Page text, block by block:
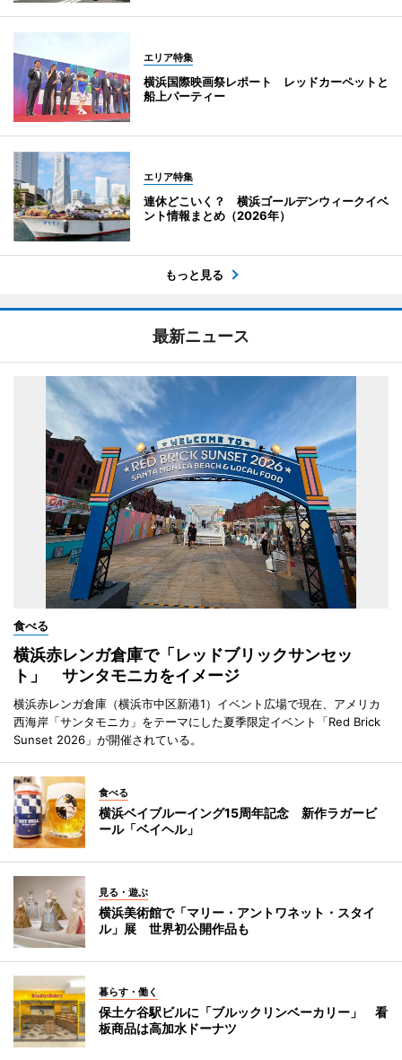
エリア特集
横浜国際映画祭レポート レッドカーペットと
船上パーティー
エリア特集
連休どこいく？ 横浜ゴールデンウィークイベ
ント情報まとめ（2026年）
もっと見る
最新ニュース
食べる
横浜赤レンガ倉庫で「レッドブリックサンセッ
ト」 サンタモニカをイメージ
横浜赤レンガ倉庫（横浜市中区新港1）イベント広場で現在、アメリカ
西海岸「サンタモニカ」をテーマにした夏季限定イベント「Red Brick
Sunset 2026」が開催されている。
食べる
横浜ベイブルーイング15周年記念 新作ラガービ
ール「ベイヘル」
見る・遊ぶ
横浜美術館で「マリー・アントワネット・スタイ
ル」展 世界初公開作品も
暮らす・働く
保土ケ谷駅ビルに「ブルックリンベーカリー」 看
板商品は高加水ドーナツ